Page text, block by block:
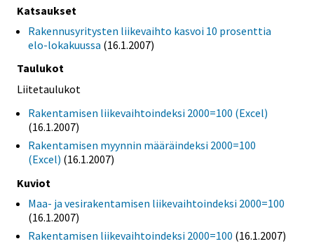
Katsaukset
Rakennusyritysten liikevaihto kasvoi 10 prosenttia
elo-lokakuussa (16.1.2007)
Taulukot
Liitetaulukot
Rakentamisen liikevaihtoindeksi 2000=100 (Excel)
(16.1.2007)
Rakentamisen myynnin määräindeksi 2000=100
(Excel) (16.1.2007)
Kuviot
Maa- ja vesirakentamisen liikevaihtoindeksi 2000=100
(16.1.2007)
Rakentamisen liikevaihtoindeksi 2000=100 (16.1.2007)